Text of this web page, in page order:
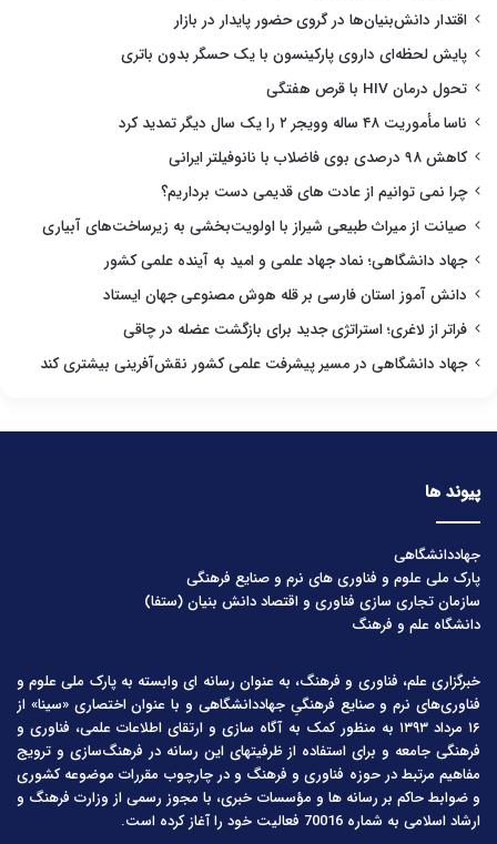
اقتدار دانش‌بنیان‌ها در گروی حضور پایدار در بازار
پایش لحظه‌ای داروی پارکینسون با یک حسگر بدون باتری
تحول درمان HIV با قرص هفتگی
ناسا مأموریت ۴۸ ساله وویجر ۲ را یک سال دیگر تمدید کرد
کاهش ۹۸ درصدی بوی فاضلاب با نانوفیلتر ایرانی
چرا نمی توانیم از عادت های قدیمی دست برداریم؟
صیانت از میراث طبیعی شیراز با اولویت‌بخشی به زیرساخت‌های آبیاری
جهاد دانشگاهی؛ نماد جهاد علمی و امید به آینده علمی کشور
دانش آموز استان فارسی بر قله هوش مصنوعی جهان ایستاد
فراتر از لاغری؛ استراتژی جدید برای بازگشت عضله در چاقی
جهاد دانشگاهی در مسیر پیشرفت علمی کشور نقش‌آفرینی بیشتری کند
پیوند ها
جهاددانشگاهی
پارک ملی علوم و فناوری های نرم و صنایع فرهنگی
سازمان تجاری سازی فناوری و اقتصاد دانش بنیان (ستفا)
دانشگاه علم و فرهنگ
خبرگزاری علم، فناوری و فرهنگ، به عنوان رسانه ای وابسته به پارک ملی علوم و
فناوری‌های نرم و صنایع فرهنگیِ جهاددانشگاهی و با عنوان اختصاری «سینا» از
۱۶ مرداد ۱۳۹۳ به منظور کمک به آگاه سازی و ارتقای اطلاعات علمی، فناوری و
فرهنگی جامعه و برای استفاده از ظرفیتهای این رسانه در فرهنگ‌سازی و ترویج
مفاهیم مرتبط در حوزه فناوری و فرهنگ و در چارچوب مقررات موضوعه کشوری
و ضوابط حاکم بر رسانه ها و مؤسسات خبری، با مجوز رسمی از وزارت فرهنگ و
ارشاد اسلامی به شماره 70016 فعالیت خود را آغاز کرده است.